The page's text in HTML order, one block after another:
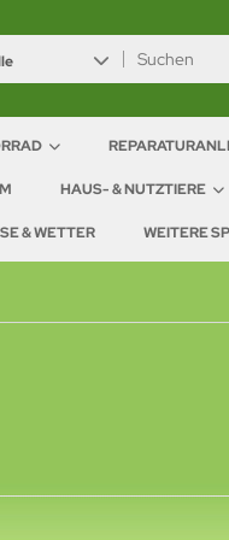
HAUS- & NUTZTIERE
& WETTER WEITERE